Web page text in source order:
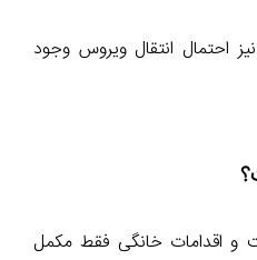
احتمال انتقال ویروس وجود
و اقدامات خانگی فقط مکمل